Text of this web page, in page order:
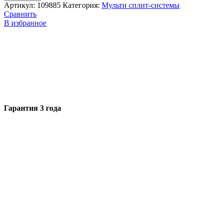
Артикул: 109885 Категория: Мульти сплит-системы
Сравнить
В избранное
Гарантия 3 года